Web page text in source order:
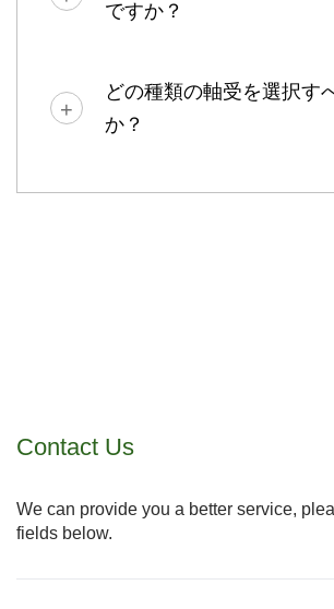
ですか？
どの種類の軸受を選択す
か？